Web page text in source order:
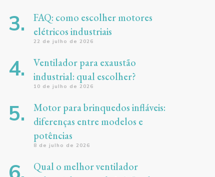
FAQ: como escolher motores
elétricos industriais
22 de julho de 2026
Ventilador para exaustão
industrial: qual escolher?
10 de julho de 2026
Motor para brinquedos infláveis:
diferenças entre modelos e
potências
8 de julho de 2026
Qual o melhor ventilador